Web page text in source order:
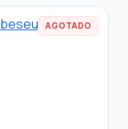
AGOTADO